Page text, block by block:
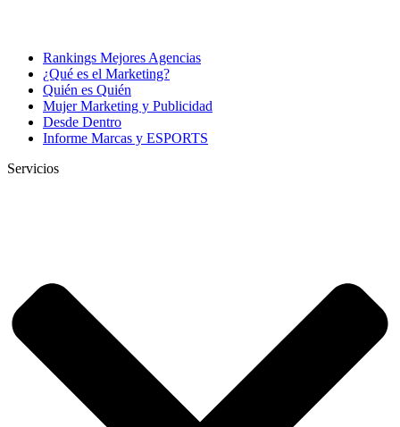
Rankings Mejores Agencias
¿Qué es el Marketing?
Quién es Quién
Mujer Marketing y Publicidad
Desde Dentro
Informe Marcas y ESPORTS
Servicios